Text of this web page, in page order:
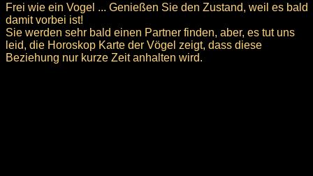
Frei wie ein Vogel ... Genießen Sie den Zustand, weil es bald
damit vorbei ist!
Sie werden sehr bald einen Partner finden, aber, es tut uns
leid, die Horoskop Karte der Vögel zeigt, dass diese
Beziehung nur kurze Zeit anhalten wird.